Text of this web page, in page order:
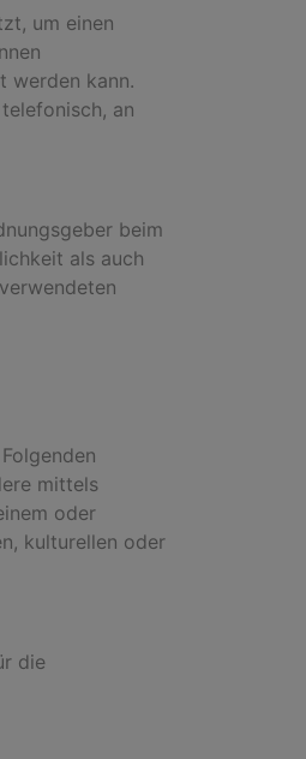
um einen
werden kann.
an
beim
als auch
mittels
oder
kulturellen oder
die